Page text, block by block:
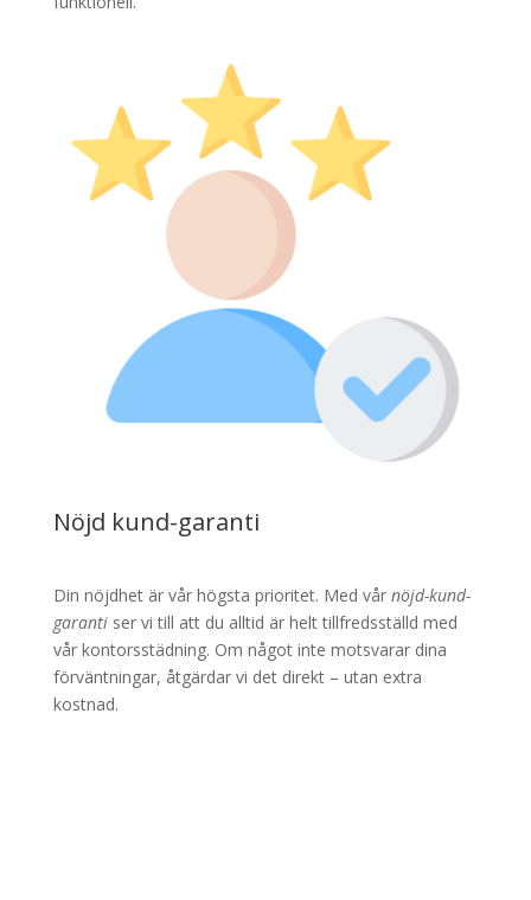
Nöjd kund-garanti
Din nöjdhet är vår högsta prioritet. Med vår nöjd-kund-
garantiser vi till att du alltid är helt tillfredsställd med
vår kontorsstädning. Om något inte motsvarar dina
förväntningar, åtgärdar vi det direkt – utan extra
kostnad.